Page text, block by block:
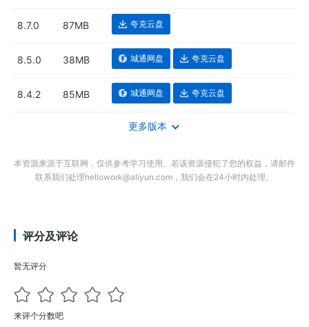
8.7.0 87MB 夸克云盘
8.5.0 38MB 城通网盘 夸克云盘
8.4.2 85MB 城通网盘 夸克云盘
更多版本
本资源来源于互联网，仅供参考学习使用。若该资源侵犯了您的权益，请邮件
联系我们处理hellowork@aliyun.com，我们会在24小时内处理。
评分及评论
暂无评分
来评个分数吧